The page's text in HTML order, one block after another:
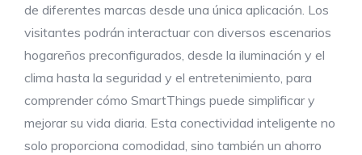
de diferentes marcas desde una única aplicación. Los
visitantes podrán interactuar con diversos escenarios
hogareños preconfigurados, desde la iluminación y el
clima hasta la seguridad y el entretenimiento, para
comprender cómo SmartThings puede simplificar y
mejorar su vida diaria. Esta conectividad inteligente no
solo proporciona comodidad, sino también un ahorro